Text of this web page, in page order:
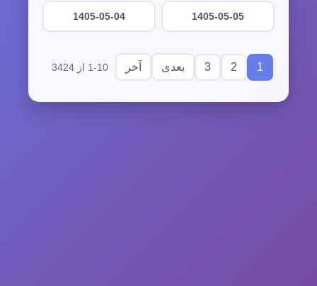
1405-05-05
1405-05-04
1
2
3 بعدی آخر 1-10 از 3424